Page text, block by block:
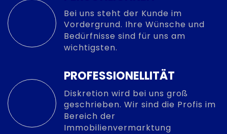
Bei uns steht der Kunde im
Vordergrund. Ihre Wünsche und
Bedürfnisse sind für uns am
wichtigsten.
PROFESSIONELLITÄT
Diskretion wird bei uns groß
geschrieben. Wir sind die Profis im
Bereich der
Immobilienvermarktung